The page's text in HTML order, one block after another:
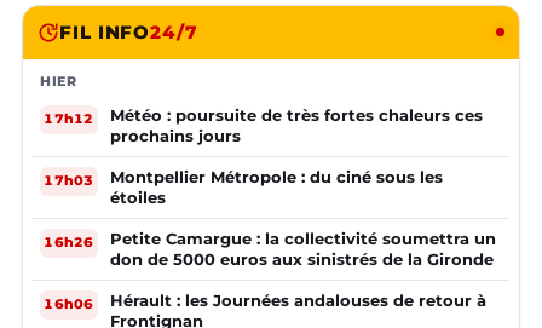
FIL INFO24/7
HIER
17h12
Météo : poursuite de très fortes chaleurs ces
prochains jours
17h03
Montpellier Métropole : du ciné sous les
étoiles
16h26
Petite Camargue : la collectivité soumettra un
don de 5000 euros aux sinistrés de la Gironde
16h06
Hérault : les Journées andalouses de retour à
Frontignan